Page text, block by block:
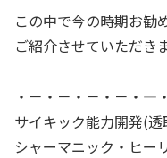
この中で今の時期お勧
ご紹介させていただきま
・－・－・－・－・―・
サイキック能力開発(
シャーマニック・ヒー